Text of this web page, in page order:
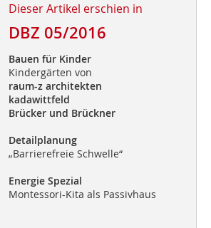
Dieser Artikel erschien in
DBZ 05/2016
Bauen für Kinder
Kindergärten von
raum-z architekten
kadawittfeld
Brücker und Brückner
Detailplanung
„Barrierefreie Schwelle“
Energie Spezial
Montessori-Kita als Passivhaus